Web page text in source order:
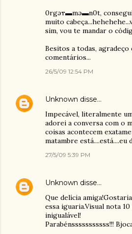
ғ0rgəт▬mə▬n0t,
muito
sim, vou te mandar o
Besitos a todas,
comentários...
26/5/09 12:54 PM
Unknown disse…
Impecável, literalmente
adorei a conversa com o
coisas acontecem
matambre está....está....eu
27/5/09 5:39 PM
Unknown disse…
Que delícia
essa iguaria.Visual nota
inigualável!
Parabénsssssssssss!!!